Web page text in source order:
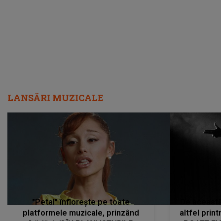
LANSĂRI MUZICALE
"Petal" înflorește pe toate
platformele muzicale, prinzând
altfel